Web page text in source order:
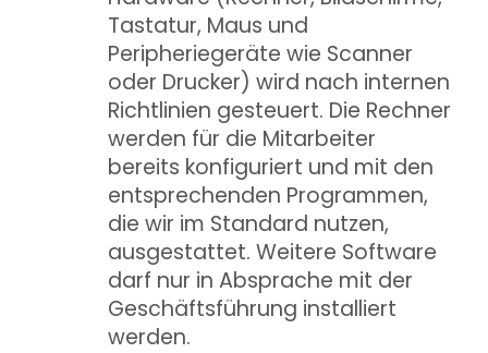
Tastatur, Maus und
Peripheriegeräte wie Scanner
oder Drucker) wird nach internen
Richtlinien gesteuert. Die Rechner
werden für die Mitarbeiter
bereits konfiguriert und mit den
entsprechenden Programmen,
die wir im Standard nutzen,
ausgestattet. Weitere Software
darf nur in Absprache mit der
Geschäftsführung installiert
werden.